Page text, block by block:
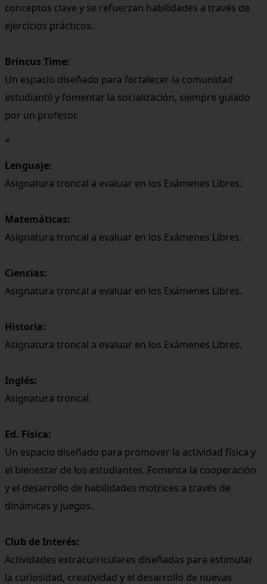
conceptos clave y se refuerzan habilidades a través de
ejercicios prácticos.
Brincus Time:
Un espacio diseñado para fortalecer la comunidad
estudiantil y fomentar la socialización, siempre guiado
por un profesor.
×
Lenguaje:
Asignatura troncal a evaluar en los Exámenes Libres.
Matemáticas:
Asignatura troncal a evaluar en los Exámenes Libres.
Ciencias:
Asignatura troncal a evaluar en los Exámenes Libres.
Historia:
Asignatura troncal a evaluar en los Exámenes Libres.
Inglés:
Asignatura troncal.
Ed. Física:
Un espacio diseñado para promover la actividad física y
el bienestar de los estudiantes. Fomenta la cooperación
y el desarrollo de habilidades motrices a través de
dinámicas y juegos.
Club de Interés:
Actividades extracurriculares diseñadas para estimular
la curiosidad, creatividad y el desarrollo de nuevas